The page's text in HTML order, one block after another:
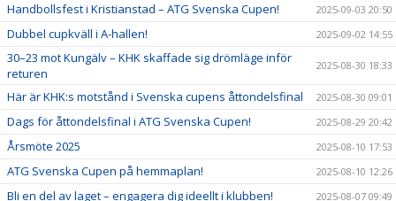
Handbollsfest i Kristianstad – ATG Svenska Cupen! 2025-09-03 20:50
Dubbel cupkväll i A-hallen! 2025-09-02 14:55
30–23 mot Kungälv – KHK skaffade sig drömläge inför
returen
2025-08-30 18:33
Här är KHK:s motstånd i Svenska cupens åttondelsfinal 2025-08-30 09:01
Dags för åttondelsfinal i ATG Svenska Cupen! 2025-08-29 20:42
Årsmöte 2025 2025-08-10 17:53
ATG Svenska Cupen på hemmaplan! 2025-08-10 12:26
Bli en del av laget – engagera dig ideellt i klubben! 2025-08-07 09:49